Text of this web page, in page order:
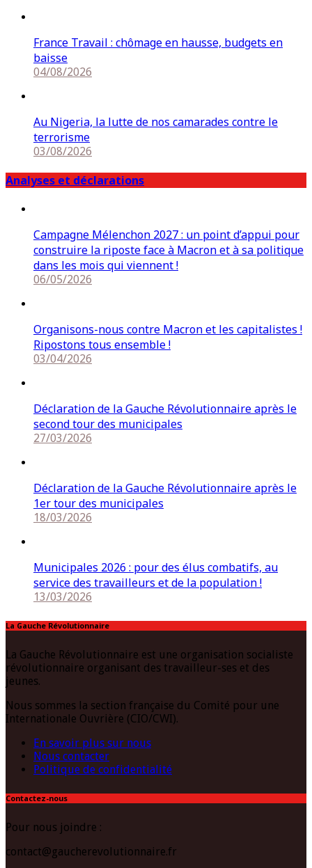
France Travail : chômage en hausse, budgets en
baisse
04/08/2026
Au Nigeria, la lutte de nos camarades contre le
terrorisme
03/08/2026
Analyses et déclarations
Campagne Mélenchon 2027 : un point d’appui pour
construire la riposte face à Macron et à sa politique
dans les mois qui viennent !
06/05/2026
Organisons-nous contre Macron et les capitalistes !
Ripostons tous ensemble !
03/04/2026
Déclaration de la Gauche Révolutionnaire après le
second tour des municipales
27/03/2026
Déclaration de la Gauche Révolutionnaire après le
1er tour des municipales
18/03/2026
Municipales 2026 : pour des élus combatifs, au
service des travailleurs et de la population !
13/03/2026
La Gauche Révolutionnaire
La Gauche Révolutionnaire est une organisation socialiste
révolutionnaire organisant des travailleur-ses et des
jeunes.
Nous sommes la section française du Comité pour une
Internationale Ouvrière (CIO/CWI).
En savoir plus sur nous
Nous contacter
Politique de confidentialité
Contactez-nous
Pour nous joindre :
contact@gaucherevolutionnaire.fr